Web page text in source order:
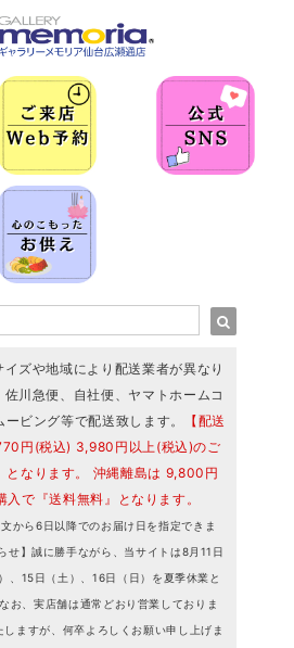
イズや地域により配送業者が異なり
川急便、自社便、ヤマトホームコ
ビング等で配送致します。
【配送
円(税込) 3,980円以上(税込)のご
となります。 沖縄離島は 9,800円
入で『送料無料』となります。
文から6日以降でのお届け日を指定できま
せ】誠に勝手ながら、当サイトは8月11日
、15日（土）、16日（日）を夏季休業と
お、実店舗は通常どおり営業しておりま
ますが、何卒よろしくお願い申し上げま